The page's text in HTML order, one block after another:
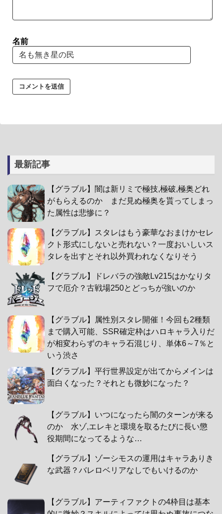
名前
最新記事
【グラブル】闇は新リミで極技,極破,極奥どれ
がもらえるのか まだ見ぬ極奥を貰ってしまっ
た属性は悲惨に？
【グラブル】スタレはもう豪華なおまけかセレ
クト形式にしないと売れない？一度おいしいス
タレを出すとそれ以外買われなくなりそう
【グラブル】ドレバラの強敵Lv215はかなりタ
フで厄介？古戦場250とどっちが強いのか
【グラブル】属性別スタレ開催！今回も2種類
まで購入可能、SSR確定枠はハロキャラ入りだ
が相変わらずのキャラ石混じり、単体6～7％と
いう渋さ
【グラブル】平行世界設定が出てからメインは
面白くなった？それとも微妙になった？
【グラブル】いつになったら闇のターンが来る
のか 水ゾ,エレキと環境を取るたびに長い懲
役期間になってるような…
【グラブル】ゾーシモスの運用はキャラありき
な武器？バレロベリアなしでもいけるのか
【グラブル】アーティファクトの4枠目は基本